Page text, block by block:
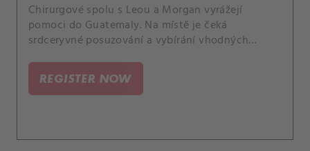
Chirurgové spolu s Leou a Morgan vyrážejí
pomoci do Guatemaly. Na místě je čeká
srdceryvné posuzování a vybírání vhodných
REGISTER NOW